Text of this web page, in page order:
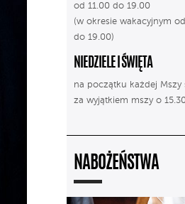
od 11.00 do 19.00
(w okresie wakacyjnym
do 19.00)
NIEDZIELE I ŚWIĘTA
na początku każdej Mszy
za wyjątkiem mszy o
NABOŻEŃSTWA